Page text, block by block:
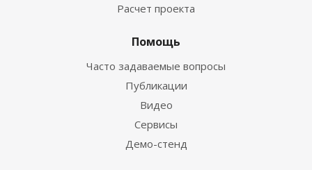
Расчет проекта
Помощь
Часто задаваемые вопросы
Публикации
Видео
Сервисы
Демо-стенд